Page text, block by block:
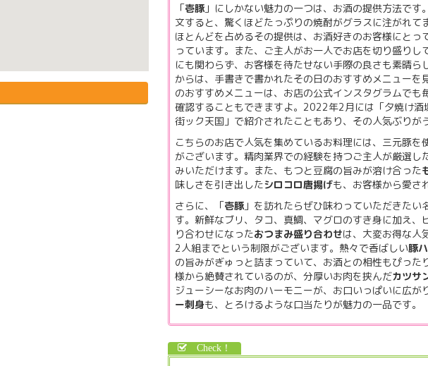
「壱豚 」にしかない魅力の一つは、お酒の提供方法です
文すると、驚くほどたっぷりの焼酎がグラスに注がれて
ほとんどを占めるその提供は、お酒好きのお客様にとっ
っています。また、ご主人がお一人でお店を切り盛りし
にも関わらず、お客様を待たせない手際の良さも素晴ら
からは、手書きで書かれたその日のおすすめメニューを
のおすすめメニューは、お店の公式インスタグラムでも
確認することもできますよ。2022年2月には「夕焼け酒
街ック天国」で紹介されたこともあり、その人気ぶりが
こちらのお店で人気を集めているお料理には、三元豚を
がございます。精肉業界での経験を持つご主人が厳選し
みいただけます。また、もつと豆腐の旨みが溶け合った
味しさを引き出したシロコロ唐揚げも、お客様から愛さ
さらに、「壱豚 」を訪れたらぜひ味わっていただきたい
す。新鮮なブリ、タコ、真鯛、マグロのすき身に加え、
り合わせになったおつまみ盛り合わせは、大変お得な人
2人組までという制限がございます。熱々で香ばしい豚
の旨みがぎゅっと詰まっていて、お酒との相性もぴった
様から絶賛されているのが、分厚いお肉を挟んだカツサ
ジューシーなお肉のハーモニーが、お口いっぱいに広が
ー刺身も、とろけるような口当たりが魅力の一品です。